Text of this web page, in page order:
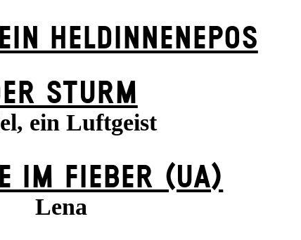
HELDINNENEPOS
STURM
ein Luftgeist
IM FIEBER (UA)
Lena